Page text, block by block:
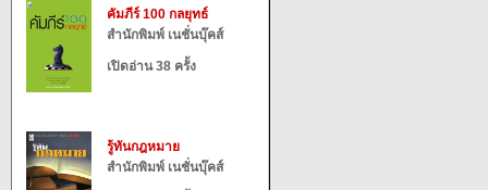
คัมภีร์ 100 กลยุทธ์
สำนักพิมพ์ เนชั่นบุ๊คส์
เปิดอ่าน 38 ครั้ง
รู้ทันกฎหมาย
สำนักพิมพ์ เนชั่นบุ๊คส์